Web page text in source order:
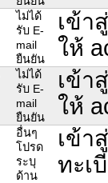
ไม่ได้
รับ E-
mail
ยืนยัน
เข้า
ให้
ไม่ได้
รับ E-
mail
ยืนยัน
เข้า
ให้
อื่นๆ
โปรด
ระบุ
ด้าน
เข้า
ทะเ